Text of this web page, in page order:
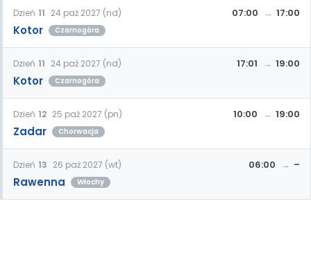
Dzień 11 24 paź 2027 (nd)
Kotor Czarnogóra
07:00 17:00
Dzień 11 24 paź 2027 (nd)
Kotor Czarnogóra
17:01 19:00
Dzień 12 25 paź 2027 (pn)
Zadar Chorwacja
10:00 19:00
Dzień 13 26 paź 2027 (wt)
Rawenna Włochy
06:00 –